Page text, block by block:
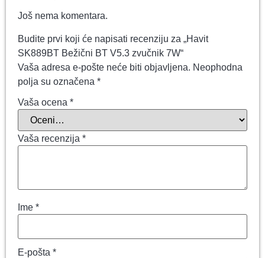
Još nema komentara.
Budite prvi koji će napisati recenziju za „Havit
SK889BT Bežični BT V5.3 zvučnik 7W“
Vaša adresa e-pošte neće biti objavljena. Neophodna
polja su označena *
Vaša ocena *
Vaša recenzija *
Ime *
E-pošta *